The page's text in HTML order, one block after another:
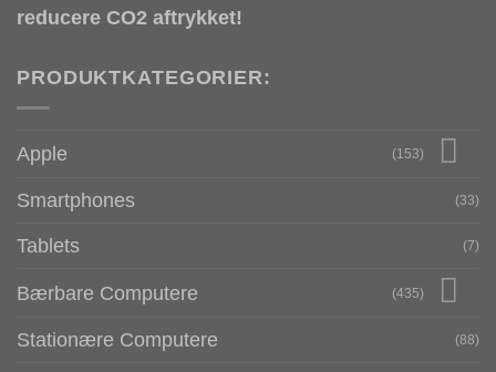
reducere CO2 aftrykket!
PRODUKTKATEGORIER:
Apple (153)
Smartphones (33)
Tablets (7)
Bærbare Computere (435)
Stationære Computere (88)